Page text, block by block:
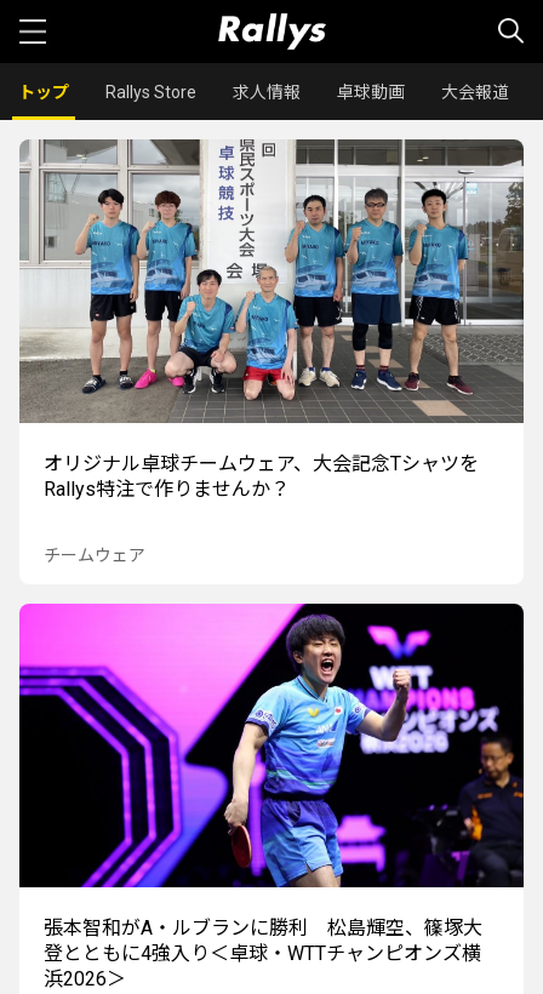
トップ Rallys Store 求人情報 卓球動画 大会報道
オリジナル卓球チームウェア、大会記念Tシャツを
Rallys特注で作りませんか？
チームウェア
張本智和がA・ルブランに勝利 松島輝空、篠塚大
登とともに4強入り＜卓球・WTTチャンピオンズ横
浜2026＞